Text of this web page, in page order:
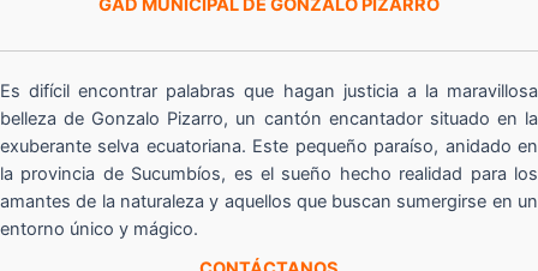
GAD MUNICIPAL DE GONZALO PIZARRO
Es difícil encontrar palabras que hagan justicia a la maravillosa
belleza de Gonzalo Pizarro, un cantón encantador situado en la
exuberante selva ecuatoriana. Este pequeño paraíso, anidado en
la provincia de Sucumbíos, es el sueño hecho realidad para los
amantes de la naturaleza y aquellos que buscan sumergirse en un
entorno único y mágico.